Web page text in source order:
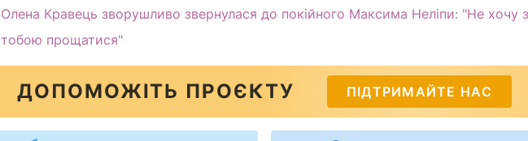
Олена Кравець зворушливо звернулася до покійного Максима Неліпи: "Не хочу з
тобою прощатися"
ДОПОМОЖІТЬ ПРОЄКТУ ПІДТРИМАЙТЕ НАС